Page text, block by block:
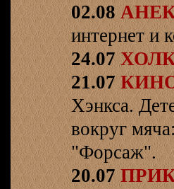
02.08
интернет и
24.07
21.07
Хэнкса.
вокруг
"Форсаж".
20.07